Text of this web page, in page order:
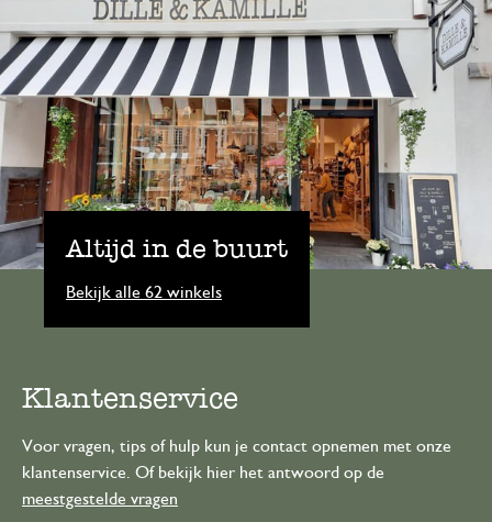
Altijd in de buurt
Bekijk alle 62 winkels
Klantenservice
Voor vragen, tips of hulp kun je contact opnemen met onze
klantenservice. Of bekijk hier het antwoord op de
meestgestelde vragen